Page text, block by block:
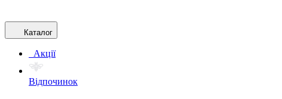
Каталог
Акції
Відпочинок